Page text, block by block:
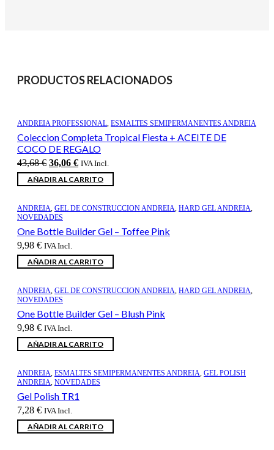
PRODUCTOS RELACIONADOS
ANDREIA PROFESSIONAL, ESMALTES SEMIPERMANENTES ANDREIA
Coleccion Completa Tropical Fiesta + ACEITE DE
COCO DE REGALO
43,68€ El
precio
original
43,68 €.
36,06 €El
precio
actual
36,06 €.
IVA Incl.
AÑADIR AL CARRITO
ANDREIA, GEL DE CONSTRUCCION ANDREIA, HARD GEL ANDREIA,
NOVEDADES
One Bottle Builder Gel – Toffee Pink
9,98 € IVA Incl.
AÑADIR AL CARRITO
ANDREIA, GEL DE CONSTRUCCION ANDREIA, HARD GEL ANDREIA,
NOVEDADES
One Bottle Builder Gel – Blush Pink
9,98 € IVA Incl.
AÑADIR AL CARRITO
ANDREIA, ESMALTES SEMIPERMANENTES ANDREIA, GEL POLISH
ANDREIA, NOVEDADES
Gel Polish TR1
7,28 € IVA Incl.
AÑADIR AL CARRITO